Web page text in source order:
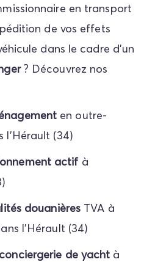
en transport
de vos effets
dans le cadre d'un
? Découvrez nos
en outre-
l'Hérault (34)
actif à
douanières TVA à
l'Hérault (34)
conciergerie de yacht à